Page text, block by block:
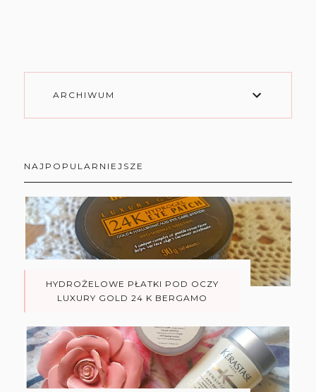
ARCHIWUM
NAJPOPULARNIEJSZE
HYDROŻELOWE PŁATKI POD OCZY
LUXURY GOLD 24 K BERGAMO